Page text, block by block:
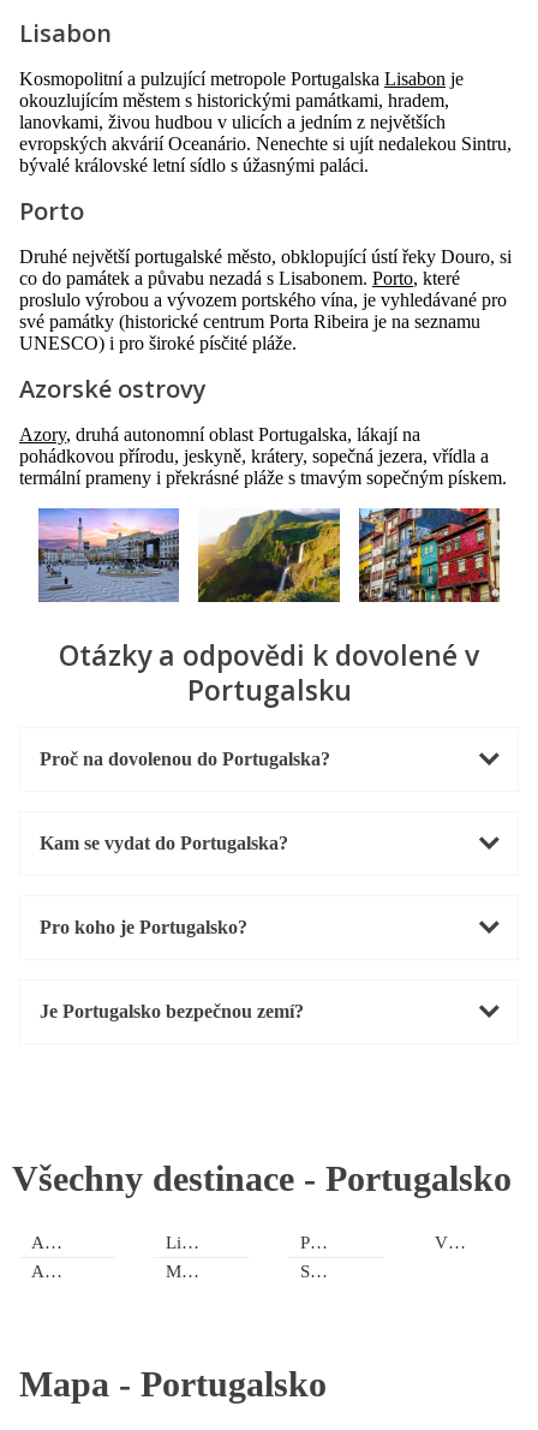
Lisabon
Kosmopolitní a pulzující metropole Portugalska Lisabon je
okouzlujícím městem s historickými památkami, hradem,
lanovkami, živou hudbou v ulicích a jedním z největších
evropských akvárií Oceanário. Nenechte si ujít nedalekou Sintru,
bývalé královské letní sídlo s úžasnými paláci.
Porto
Druhé největší portugalské město, obklopující ústí řeky Douro, si
co do památek a půvabu nezadá s Lisabonem. Porto, které
proslulo výrobou a vývozem portského vína, je vyhledávané pro
své památky (historické centrum Porta Ribeira je na seznamu
UNESCO) i pro široké písčité pláže.
Azorské ostrovy
Azory, druhá autonomní oblast Portugalska, lákají na
pohádkovou přírodu, jeskyně, krátery, sopečná jezera, vřídla a
termální prameny i překrásné pláže s tmavým sopečným pískem.
Otázky a odpovědi k dovolené v
Portugalsku
Proč na dovolenou do Portugalska?
Kam se vydat do Portugalska?
Pro koho je Portugalsko?
Je Portugalsko bezpečnou zemí?
Všechny destinace - Portugalsko
Algarve
Azorské ostrovy
Lisabon a okolí
Madeira
Porto a okolí
Setůbal a okolí
Vnitrozemí
Mapa - Portugalsko